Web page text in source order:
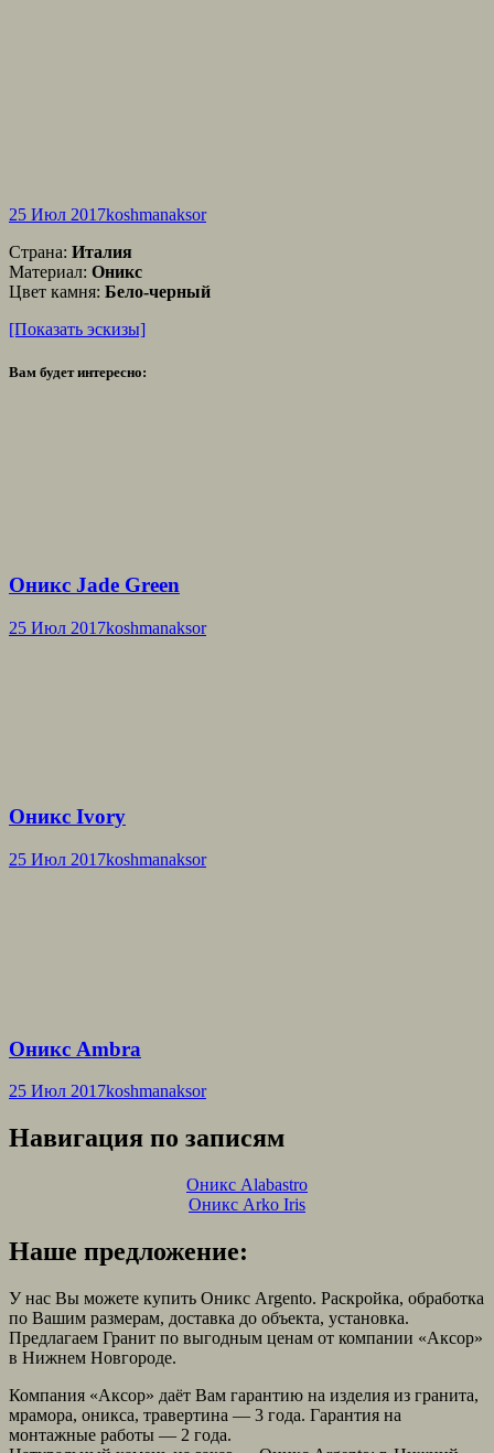
25 Июл 2017koshmanaksor
Страна: Италия
Материал: Оникс
Цвет камня: Бело-черный
[Показать эскизы]
Вам будет интересно:
Оникс Jade Green
25 Июл 2017koshmanaksor
Оникс Ivory
25 Июл 2017koshmanaksor
Оникс Ambra
25 Июл 2017koshmanaksor
Навигация по записям
Оникс Alabastro
Оникс Arko Iris
Наше предложение:
У нас Вы можете купить Оникс Argento. Раскройка, обработка
по Вашим размерам, доставка до объекта, установка.
Предлагаем Гранит по выгодным ценам от компании «Аксор»
в Нижнем Новгороде.
Компания «Аксор» даёт Вам гарантию на изделия из гранита,
мрамора, оникса, травертина — 3 года. Гарантия на
монтажные работы — 2 года.